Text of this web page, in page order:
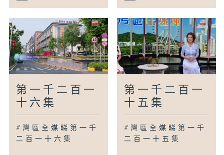
第一千二百一
十六集
#灣區全媒睇第一千
二百一十六集
第一千二百一
十五集
#灣區全媒睇第一千
二百一十五集